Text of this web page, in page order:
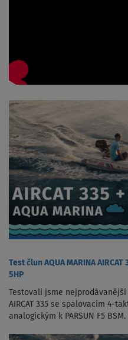
Test člun AQUA MARINA
5HP
Testovali jsme
AIRCAT 335 se spalovacím 4-
analogickým k PARSUN F5 BSM.